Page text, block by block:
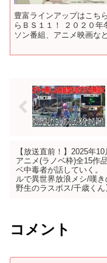
豊富ラインアップはこち
らＢＳ１１！ ２０２０
ソン番組、アニメ映画な
【放送直前！】2025年
アニメ(ラノベ枠)全15作
ベ中毒者が話していく。
ルで異世界放浪メシ/嘆
野生のラスボス/千歳くん
コメント